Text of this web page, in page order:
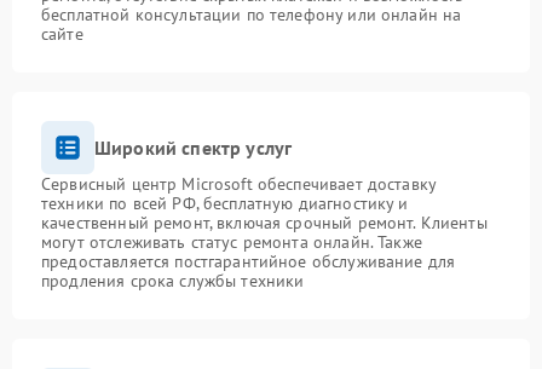
бесплатной консультации по телефону или онлайн на
сайте
Широкий спектр услуг
Сервисный центр Microsoft обеспечивает доставку
техники по всей РФ, бесплатную диагностику и
качественный ремонт, включая срочный ремонт. Клиенты
могут отслеживать статус ремонта онлайн. Также
предоставляется постгарантийное обслуживание для
продления срока службы техники